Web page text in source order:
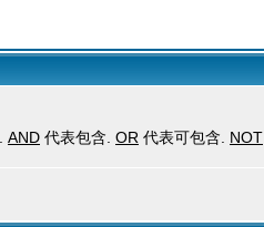
AND 代表包含. OR 代表可包含. NOT